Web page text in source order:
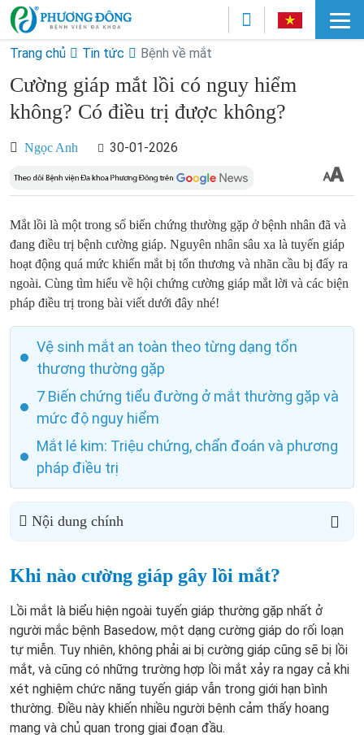
Trang chủ Tin tức Bệnh về mắt
Cường giáp mắt lồi có nguy hiểm
không? Có điều trị được không?
Ngọc Anh 30-01-2026
Mắt lồi là một trong số biến chứng thường gặp ở bệnh nhân đã và
đang điều trị bệnh cường giáp. Nguyên nhân sâu xa là tuyến giáp
hoạt động quá mức khiến mắt bị tổn thương và nhãn cầu bị đẩy ra
ngoài. Cùng tìm hiểu về hội chứng cường giáp mắt lời và các biện
pháp điều trị trong bài viết dưới đây nhé!
Vệ sinh mắt an toàn theo từng dạng tổn
thương thường gặp
7 Biến chứng tiểu đường ở mắt thường gặp và
mức độ nguy hiểm
Mắt lé kim: Triệu chứng, chẩn đoán và phương
pháp điều trị
Nội dung chính
Khi nào cường giáp gây lồi mắt?
Lồi mắt là biểu hiện ngoài tuyến giáp thường gặp nhất ở
người mắc bệnh Basedow, một dạng cường giáp do rối loạn
tự miễn. Tuy nhiên, không phải ai bị cường giáp cũng sẽ bị lồi
mắt, và cũng có những trường hợp lồi mắt xảy ra ngay cả khi
xét nghiệm chức năng tuyến giáp vẫn trong giới hạn bình
thường. Điều này khiến nhiều người bệnh cảm thấy hoang
mang và chủ quan trong giai đoạn đầu.